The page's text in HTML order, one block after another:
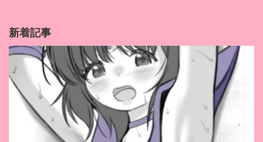
新着記事